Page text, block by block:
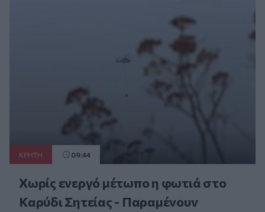
ΚΡΗΤΗ 09:44
Χωρίς ενεργό μέτωπο η φωτιά στο
Καρύδι Σητείας - Παραμένουν